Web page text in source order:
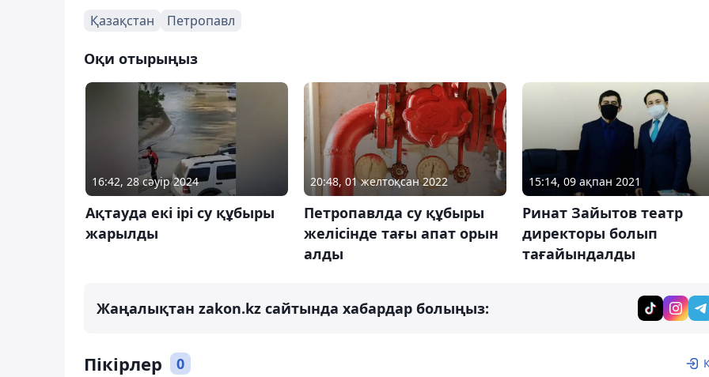
Қазақстан Петропавл
Оқи отырыңыз
16:42, 28 сәуір 2024
Ақтауда екі ірі су құбыры
жарылды
20:48, 01 желтоқсан 2022
Петропавлда су құбыры
желісінде тағы апат орын
алды
15:14, 09 ақпан 2021
Ринат Зайытов театр
директоры болып
тағайындалды
Жаңалықтан zakon.kz сайтында хабардар болыңыз:
Пікірлер 0